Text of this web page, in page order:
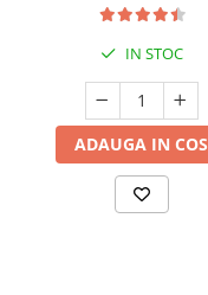
IN STOC
ADAUGA IN COS